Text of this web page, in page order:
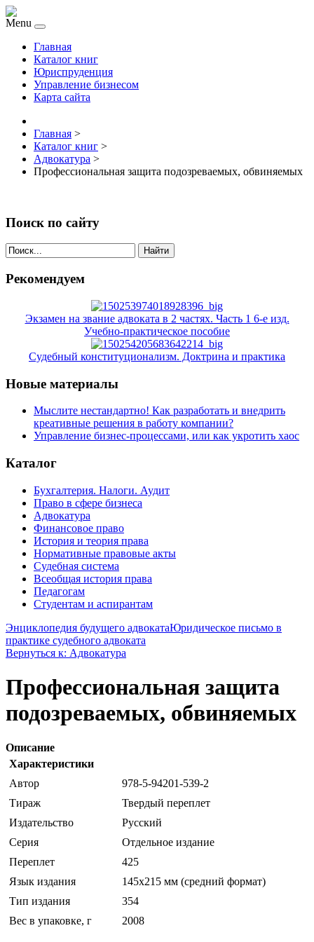
Menu
Главная
Каталог книг
Юриспруденция
Управление бизнесом
Карта сайта
Главная >
Каталог книг >
Адвокатура >
Профессиональная защита подозреваемых, обвиняемых
Поиск по сайту
Найти
Рекомендуем
Экзамен на звание адвоката в 2 частях. Часть 1 6-е изд.
Учебно-практическое пособие
Судебный конституционализм. Доктрина и практика
Новые материалы
Мыслите нестандартно! Как разработать и внедрить
креативные решения в работу компании?
Управление бизнес-процессами, или как укротить хаос
Каталог
Бухгалтерия. Налоги. Аудит
Право в сфере бизнеса
Адвокатура
Финансовое право
История и теория права
Нормативные правовые акты
Судебная система
Всеобщая история права
Педагогам
Студентам и аспирантам
Энциклопедия будущего адвокатаЮридическое письмо в
практике судебного адвоката
Вернуться к: Адвокатура
Профессиональная защита
подозреваемых, обвиняемых
Описание
Характеристики
Автор
978-5-94201-539-2
Тираж
Твердый переплет
Издательство
Русский
Серия
Отдельное издание
Переплет
425
Язык издания
145х215 мм (средний формат)
Тип издания
354
Вес в упаковке, г
2008